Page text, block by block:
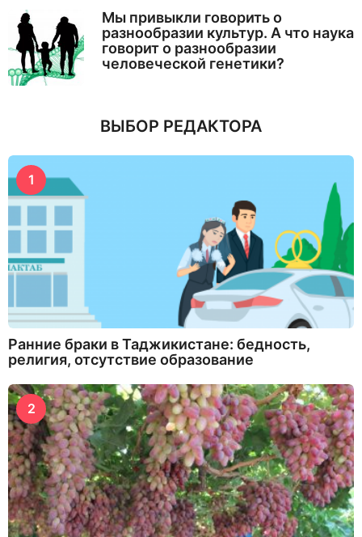
Мы привыкли говорить о
разнообразии культур. А что наука
говорит о разнообразии
человеческой генетики?
ВЫБОР РЕДАКТОРА
1
Ранние браки в Таджикистане: бедность,
религия, отсутствие образование
2